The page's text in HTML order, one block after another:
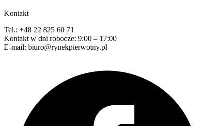
Kontakt
Tel.: +48 22 825 60 71
Kontakt w dni robocze: 9:00 – 17:00
E-mail: biuro@rynekpierwotny.pl